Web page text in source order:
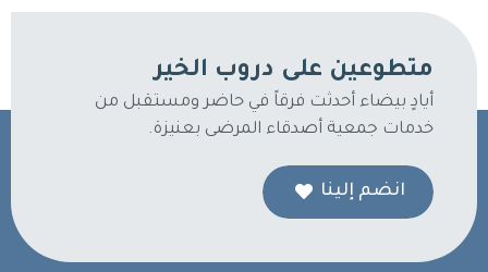
انضم إلينا
متطوعين على دروب الخير
أيادٍ بيضاء أحدثت فرقاً في حاضر ومستقبل من
خدمات جمعية أصدقاء المرضى بعنيزة.